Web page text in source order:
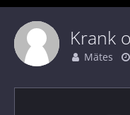
Krank
Mätes